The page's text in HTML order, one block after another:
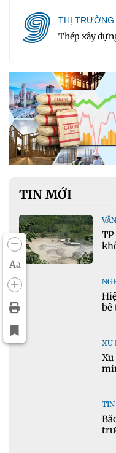
Aa
9 THỊ TRƯỜNG
Thép xây
TIN MỚI
bê
XU
TIN